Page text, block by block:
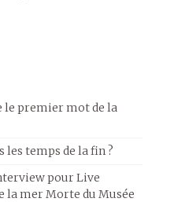
le premier mot de la
les temps de la fin ?
pour Live
la mer Morte du Musée